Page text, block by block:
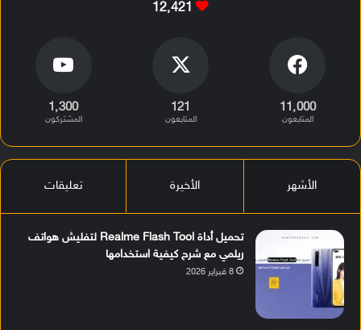
12٬421
11٬000
المتابعون
121
المتابعون
1٬300
المشتركون
الأشهر الأخيرة تعليقات
تحميل أداة Realme Flash Tool لتفليش هواتف
ريلمي مع شرح كيفية استخدامها
8 فبراير 2026